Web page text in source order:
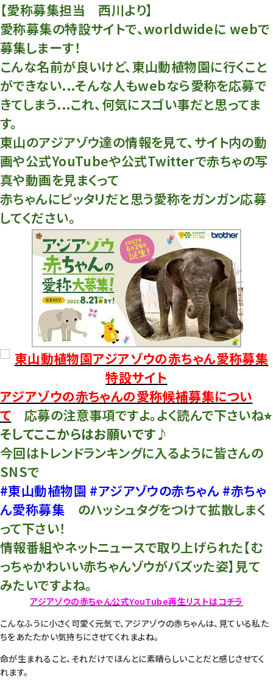
【愛称募集担当 西川より】
愛称募集の特設サイトで、worldwideに webで
募集しまーす！
こんな名前が良いけど、東山動植物園に行くこと
ができない...そんな人もwebなら愛称を応募で
きてしまう...これ、何気にスゴい事だと思ってま
す。
東山のアジアゾウ達の情報を見て、サイト内の動
画や公式YouTubeや公式Twitterで赤ちゃの写
真や動画を見まくって
赤ちゃんにピッタリだと思う愛称をガンガン応募
してください。
東山動植物園アジアゾウの赤ちゃん愛称募集
特設サイト
アジアゾウの赤ちゃんの愛称候補募集につい
て 応募の注意事項ですよ。よく読んで下さいね⭐︎
そしてここからはお願いです♪
今回はトレンドランキングに入るように皆さんの
SNSで
#東山動植物園 #アジアゾウの赤ちゃん #赤ちゃ
ん愛称募集 のハッシュタグをつけて拡散しまく
って下さい！
情報番組やネットニュースで取り上げられた【む
っちゃかわいい赤ちゃんゾウがバズッた姿】見て
みたいですよね。
アジアゾウの赤ちゃん公式YouTube再生リストはコチラ
こんなふうに小さく可愛く元気で、アジアゾウの赤ちゃんは、見ている私た
ちをあたたかい気持ちにさせてくれまよね。
命が生まれること、それだけでほんとに素晴らしいことだと感じさせてく
れます。